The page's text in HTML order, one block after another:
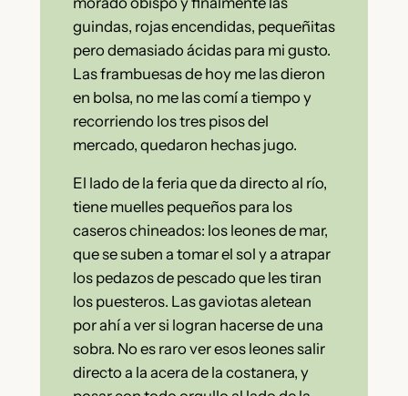
guindas, rojas encendidas, pequeñitas
pero demasiado ácidas para mi gusto.
Las frambuesas de hoy me las dieron
en bolsa, no me las comí a tiempo y
recorriendo los tres pisos del
mercado, quedaron hechas jugo.
El lado de la feria que da directo al río,
tiene muelles pequeños para los
caseros chineados: los leones de mar,
que se suben a tomar el sol y a atrapar
los pedazos de pescado que les tiran
los puesteros. Las gaviotas aletean
por ahí a ver si logran hacerse de una
sobra. No es raro ver esos leones salir
directo a la acera de la costanera, y